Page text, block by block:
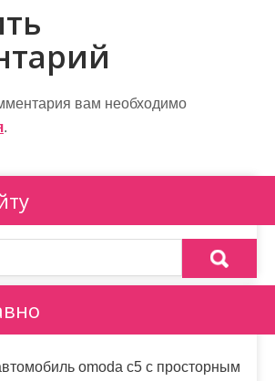
вам необходимо
.
omoda с5 с просторным